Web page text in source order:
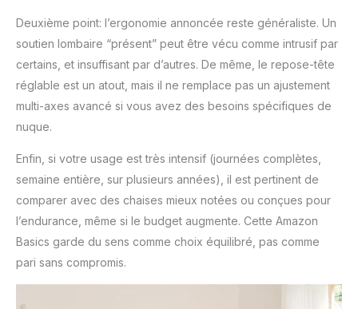
Deuxième point: l’ergonomie annoncée reste généraliste. Un
soutien lombaire “présent” peut être vécu comme intrusif par
certains, et insuffisant par d’autres. De même, le repose-tête
réglable est un atout, mais il ne remplace pas un ajustement
multi-axes avancé si vous avez des besoins spécifiques de
nuque.
Enfin, si votre usage est très intensif (journées complètes,
semaine entière, sur plusieurs années), il est pertinent de
comparer avec des chaises mieux notées ou conçues pour
l’endurance, même si le budget augmente. Cette Amazon
Basics garde du sens comme choix équilibré, pas comme
pari sans compromis.